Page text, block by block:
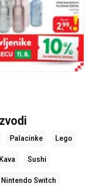
Palacinke Lego
Kava Sushi
Nintendo Switch